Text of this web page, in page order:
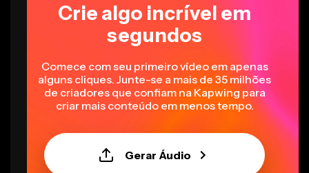
Crie algo incrível em
segundos
Comece com seu primeiro vídeo em apenas
alguns cliques. Junte-se a mais de 35 milhões
de criadores que confiam na Kapwing para
criar mais conteúdo em menos tempo.
Gerar Áudio